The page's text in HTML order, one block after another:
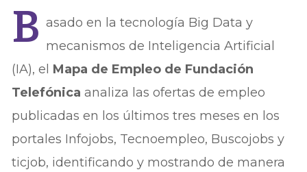
B asado en la tecnología Big Data y
mecanismos de Inteligencia Artificial
(IA), el Mapa de Empleo de Fundación
Telefónica analiza las ofertas de empleo
publicadas en los últimos tres meses en los
portales Infojobs, Tecnoempleo, Buscojobs y
ticjob, identificando y mostrando de manera